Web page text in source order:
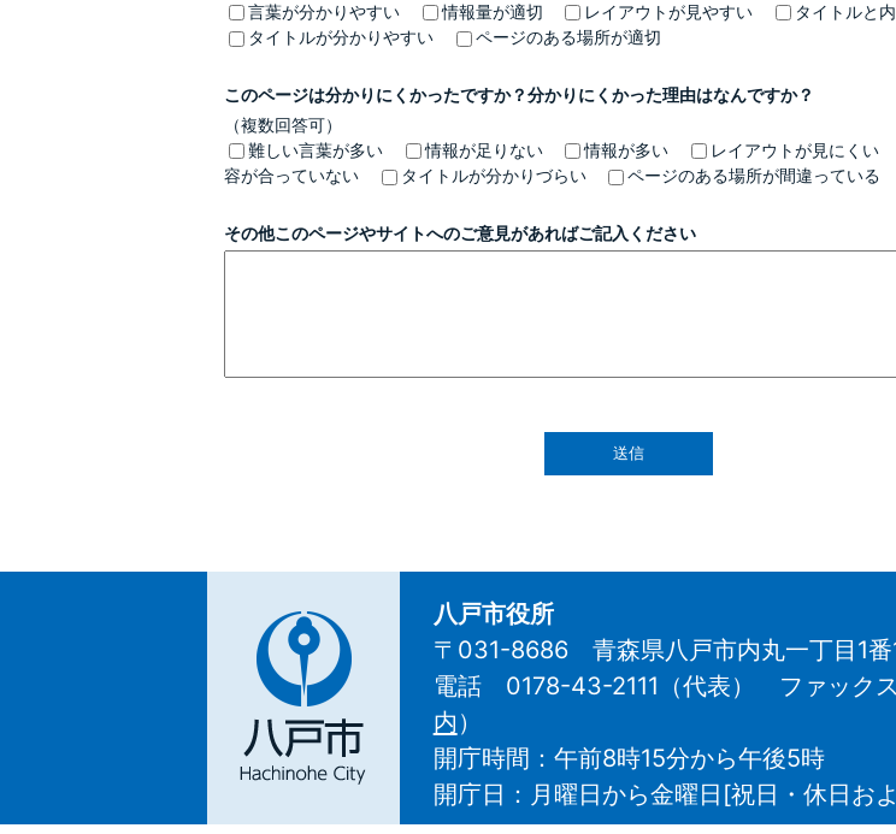
言葉が分かりやすい
情報量が適切 レイアウトが見やすい
タイトルと
タイトルが分かりやすい
ページのある場所が適切
このページは分かりにくかったですか？分かりにくかった理由はなんですか？
（複数回答可）
難しい言葉が多い
情報が足りない 情報が多い レイアウトが見にくい
容が合っていない
タイトルが分かりづらい ページのある場所が間違っている
その他このページやサイトへのご意見があればご記入ください
八
戸
市
Hachinohe
八戸市役所
〒031-8686 青森県八戸市内丸一丁目1番
電話 0178-43-2111（代表） ファック
内 ）
開庁時間：午前8時15分から午後5時
開庁日：月曜日から金曜日[祝日・休日お